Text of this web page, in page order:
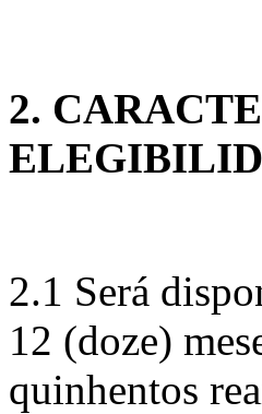
2.
2.1 Será
12 (doze)
quinhentos